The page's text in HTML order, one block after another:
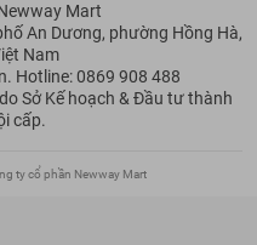
Mart
An Dương, phường Hồng Hà,
Nam
Hotline: 0869 908 488
Sở Kế hoạch & Đầu tư thành
cấp.
ty cổ phần Newway Mart